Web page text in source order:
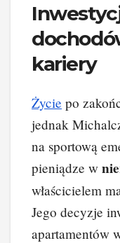
kariery
Życie po
jednak
na sportową
pieniądze w
właścicielem
Jego decyzje
apartamentów